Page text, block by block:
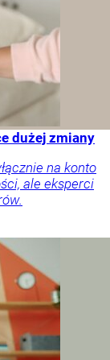
dużej zmiany
na konto
ale eksperci